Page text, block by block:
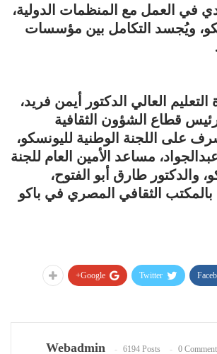
في العمل مع المنظمات الدولية،
ويُجسد التكامل بين مؤسسات
العالي الدكتور أيمن فريد،
قطاع الشؤون الثقافية
على اللجنة الوطنية لليونسكو،
مساعد الأمين العام للجنة
والدكتور طارق أبو الفتوح،
بالمكتب الثقافي المصري في باكو
Twitter
Google+
Webadmin 6194 Posts 0